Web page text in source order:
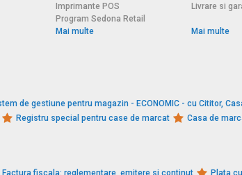
Imprimante POS
Program Sedona Retail
Mai multe
Livrare si
Mai multe
de gestiune pentru magazin - ECONOMIC - cu Cititor,
Registru special pentru case de marcat Casa de
Factura fiscala: reglementare, emitere si continut Plata